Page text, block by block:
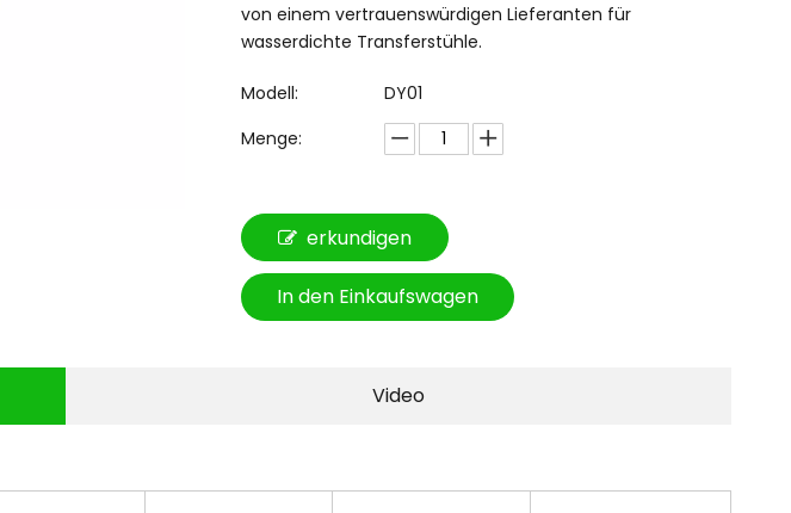
von einem vertrauenswürdigen Lieferanten für
wasserdichte Transferstühle.
Modell:
DY01
Menge:
erkundigen
In den Einkaufswagen
Video